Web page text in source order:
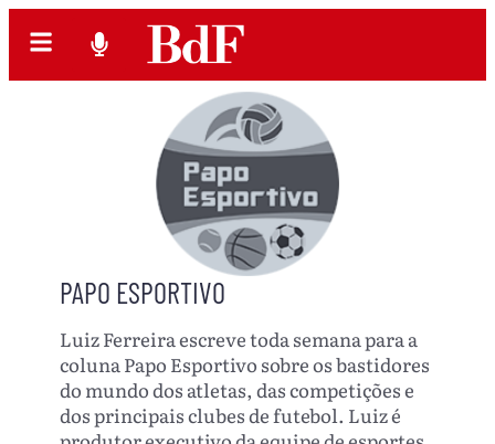
PAPO ESPORTIVO
Luiz Ferreira escreve toda semana para a
coluna Papo Esportivo sobre os bastidores
do mundo dos atletas, das competições e
dos principais clubes de futebol. Luiz é